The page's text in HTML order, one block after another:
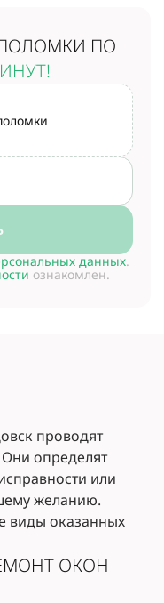
ПО
данных.
ознакомлен.
проводят
определят
или
желанию.
виды оказанных
ОКОН